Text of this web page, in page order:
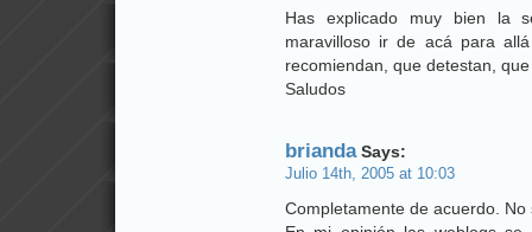
Has explicado muy bien la
maravilloso ir de acá para
recomiendan, que detestan,
Saludos
briandaSays:
Julio 14th, 2005 at 10:03
Completamente de acuerdo.